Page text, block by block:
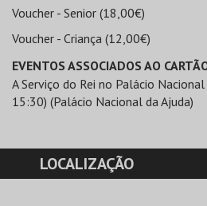
Voucher - Senior (18,00€)
Voucher - Criança (12,00€)
EVENTOS ASSOCIADOS AO
A Serviço do Rei no Palácio
15:30) (Palácio Nacional da Ajuda)
LOCALIZAÇÃO